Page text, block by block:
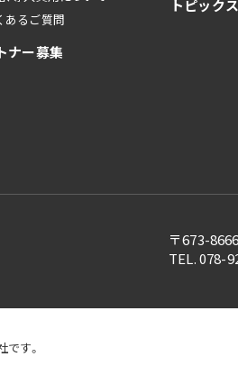
あるご質問
ナー募集
トピックス
〒673-
TEL. 078-
す。